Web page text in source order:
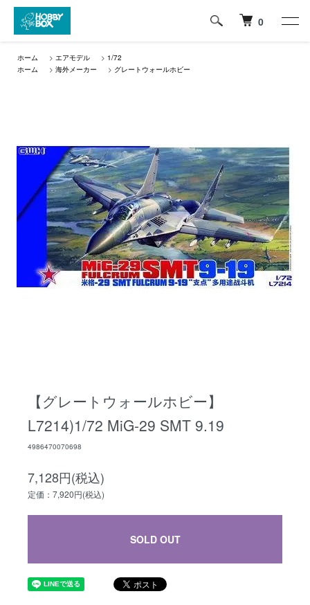
0
ホーム > エアモデル > 1/72
ホーム
> 海外メーカー > グレートウォールホビー
【グレートウォールホビー】
L7214)1/72 MiG-29 SMT 9.19
4986470070698
7,128円(税込)
定価：7,920円(税込)
SOLD OUT